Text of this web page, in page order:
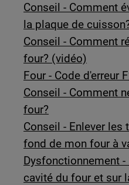
Conseil - Comment
la plaque de
Conseil - Comment
four? (vidéo)
Four - Code d'erreur
Conseil - Comment
four?
Conseil - Enlever les
fond de mon four à
Dysfonctionnement
cavité du four et sur